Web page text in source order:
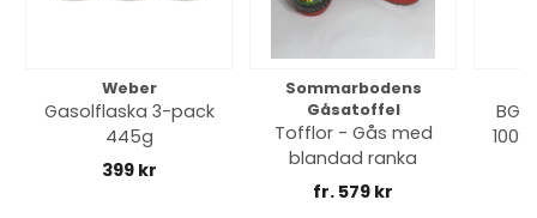
Weber
Gasolflaska 3-pack
445g
399 kr
Sommarbodens
Gåsatoffel
Tofflor - Gås med
blandad ranka
fr. 579 kr